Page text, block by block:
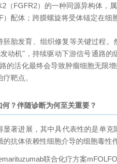
（FGFR2）的一种同源异构体，
配体；跨膜螺旋将受体锚定在细
胎发育、组织修复等关键过程
动机"，持续驱动下游信号通路
的活化最终会导致肿瘤细胞无限
靶点。
？伴随诊断为何至关重要？
著进展，其中具代表性的是单
抗体依赖性细胞介导的细胞毒性
联合化疗方案